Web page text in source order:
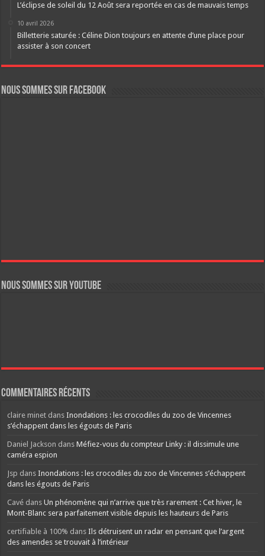
L’éclipse de soleil du 12 Août sera reportée en cas de mauvais temps
10 avril 2026
Billetterie saturée : Céline Dion toujours en attente d’une place pour
assister à son concert
Nous sommes sur FaceBook
Nous sommes sur YouTube
Commentaires récents
claire minet dansInondations : les crocodiles du zoo de Vincennes
s’échappent dans les égouts de Paris
Daniel Jackson dansMéfiez-vous du compteur Linky : il dissimule une
caméra espion
Jsp dansInondations : les crocodiles du zoo de Vincennes s’échappent
dans les égouts de Paris
Cavé dansUn phénomène qui n’arrive que très rarement : Cet hiver, le
Mont-Blanc sera parfaitement visible depuis les hauteurs de Paris
certifiable à 100% dansIls détruisent un radar en pensant que l’argent
des amendes se trouvait à l’intérieur